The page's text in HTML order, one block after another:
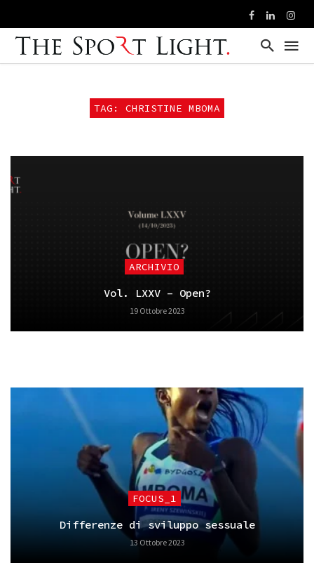
TAG: CHRISTINE MBOMA
ARCHIVIO
Vol. LXXV – Open?
19 Ottobre 2023
FOCUS_1
Differenze di sviluppo sessuale
13 Ottobre 2023